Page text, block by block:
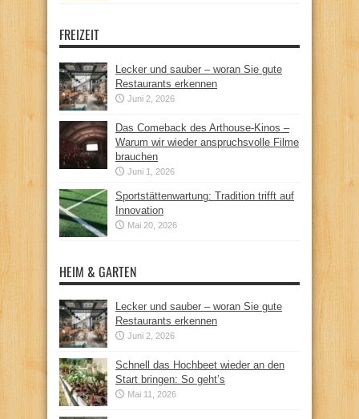
FREIZEIT
Lecker und sauber – woran Sie gute
Restaurants erkennen
Juni 2, 2026
Das Comeback des Arthouse-Kinos –
Warum wir wieder anspruchsvolle Filme
brauchen
Juni 1, 2026
Sportstättenwartung: Tradition trifft auf
Innovation
Mai 20, 2026
HEIM & GARTEN
Lecker und sauber – woran Sie gute
Restaurants erkennen
Juni 2, 2026
Schnell das Hochbeet wieder an den
Start bringen: So geht’s
Mai 11, 2026